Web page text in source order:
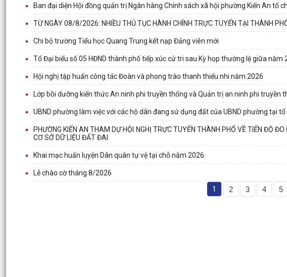
Ban đại diện Hội đồng quản trị Ngân hàng Chính sách xã hội phường Kiến An tổ
TỪ NGÀY 08/8/2026: NHIỀU THỦ TỤC HÀNH CHÍNH TRỰC TUYẾN TẠI THÀNH
Chi bộ trường Tiểu học Quang Trung kết nạp Đảng viên mới
Tổ Đại biểu số 05 HĐND thành phố tiếp xúc cử tri sau Kỳ họp thường lệ giữa năm
Hội nghị tập huấn công tác Đoàn và phong trào thanh thiếu nhi năm 2026
Lớp bồi dưỡng kiến thức An ninh phi truyền thống và Quản trị an ninh phi truyền
UBND phường làm việc với các hộ dân đang sử dụng đất của UBND phường tại
PHƯỜNG KIẾN AN THAM DỰ HỘI NGHỊ TRỰC TUYẾN THÀNH PHỐ VỀ TIẾN ĐỘ
CƠ SỞ DỮ LIỆU ĐẤT ĐAI
Khai mạc huấn luyện Dân quân tự vệ tại chỗ năm 2026
Lễ chào cờ tháng 8/2026
1 2 3 4 5